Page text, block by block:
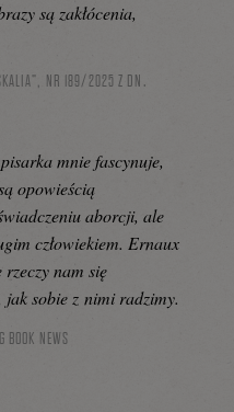
są zakłócenia,
NR 189/2025 Z DN.
mnie fascynuje,
opowieścią
aborcji, ale
człowiekiem. Ernaux
nam się
sobie z nimi radzimy.
BOOK NEWS